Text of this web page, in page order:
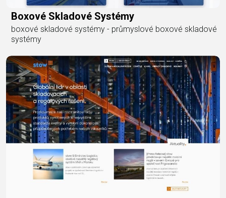
Boxové Skladové Systémy
boxové skladové systémy - průmyslové boxové skladové
systémy